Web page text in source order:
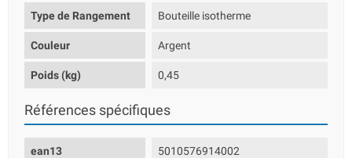
Type de Rangement Bouteille isotherme
Couleur Argent
Poids (kg) 0,45
Références spécifiques
ean13 5010576914002